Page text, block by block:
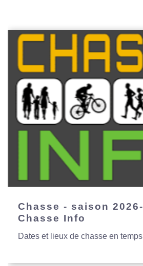
Chasse - saison
Chasse Info
Dates et lieux de chasse en temps